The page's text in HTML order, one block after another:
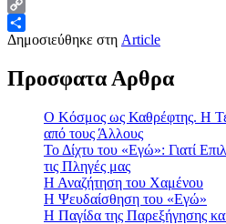
Email
Copy
Link
Μοιραστείτε
Δημοσιεύθηκε στη Article
Προσφατα Αρθρα
Ο Κόσμος ως Καθρέφτης. Η
από τους Άλλους
Το Δίχτυ του «Εγώ»: Γιατί
τις Πληγές μας
Η Αναζήτηση του Χαμένου
Η Ψευδαίσθηση του «Εγώ»
Η Παγίδα της Παρεξήγησης